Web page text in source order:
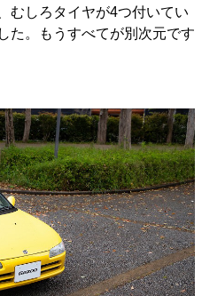
むしろタイヤが4つ付いてい
た。もうすべてが別次元です